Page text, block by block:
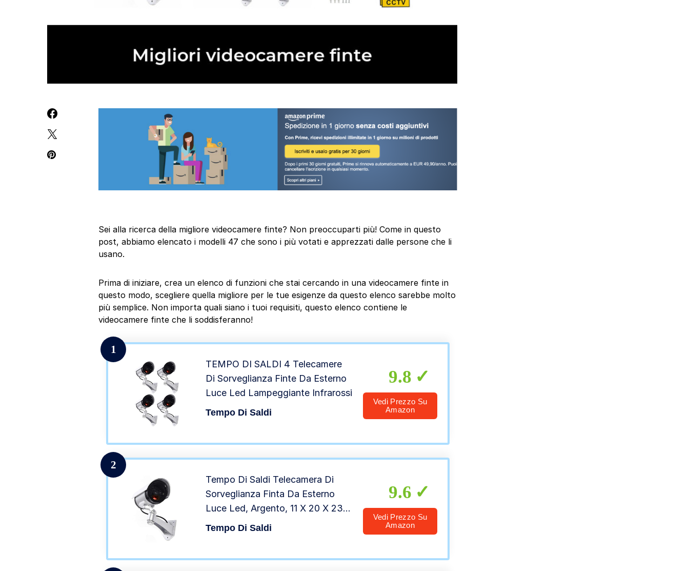
Sei alla ricerca della migliore videocamere finte? Non preoccuparti più! Come in questo
post, abbiamo elencato i modelli 47 che sono i più votati e apprezzati dalle persone che li
usano.
Prima di iniziare, crea un elenco di funzioni che stai cercando in una videocamere finte in
questo modo, scegliere quella migliore per le tue esigenze da questo elenco sarebbe molto
più semplice. Non importa quali siano i tuoi requisiti, questo elenco contiene le
videocamere finte che li soddisferanno!
1
TEMPO DI SALDI 4 Telecamere
Di Sorveglianza Finte Da Esterno
Luce Led Lampeggiante Infrarossi
Tempo Di Saldi
9.8
Vedi Prezzo Su
Amazon
2
Tempo Di Saldi Telecamera Di
Sorveglianza Finta Da Esterno
Luce Led, Argento, ‎11 X 20 X 23
Cm
Tempo Di Saldi
9.6
Vedi Prezzo Su
Amazon